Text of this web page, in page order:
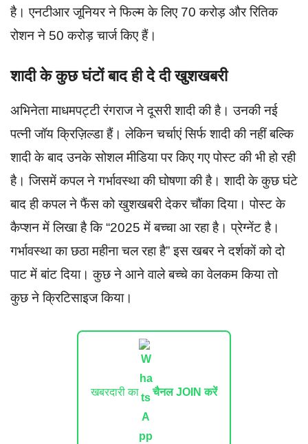
है। एनटीआर जूनियर ने फिल्म के लिए 70 करोड़ और रितिक
रोशन ने 50 करोड़ चार्ज किए हैं।
शादी के कुछ घंटों बाद ही दे दी खुशखबरी
अभिनेता माधमपट्टी रंगराज ने दूसरी शादी की है। उनकी नई
पत्नी जॉय क्रिज़िल्डा हैं। लेकिन चर्चाएं सिर्फ शादी की नहीं बल्कि
शादी के बाद उनके सोशल मीडिया पर किए गए पोस्ट की भी हो रही
है। जिसमें कपल ने गर्भावस्था की घोषणा की है। शादी के कुछ घंटे
बाद ही कपल ने फैंस को खुशखबरी देकर चौंका दिया। पोस्ट के
कैप्शन में लिखा है कि “2025 में बच्चा आ रहा है। प्रेग्नेंट है।
गर्भावस्था का छठा महीना चल रहा है” इस खबर ने दर्शकों को दो
पाट में बांट दिया। कुछ ने आने वाले बच्चे का वेलकम किया तो
कुछ ने क्रिटिसाइज किया।
खबरदारी का चैनल JOIN करें